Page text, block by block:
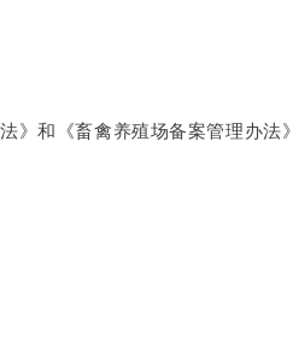
》和《畜禽养殖场备案管理办